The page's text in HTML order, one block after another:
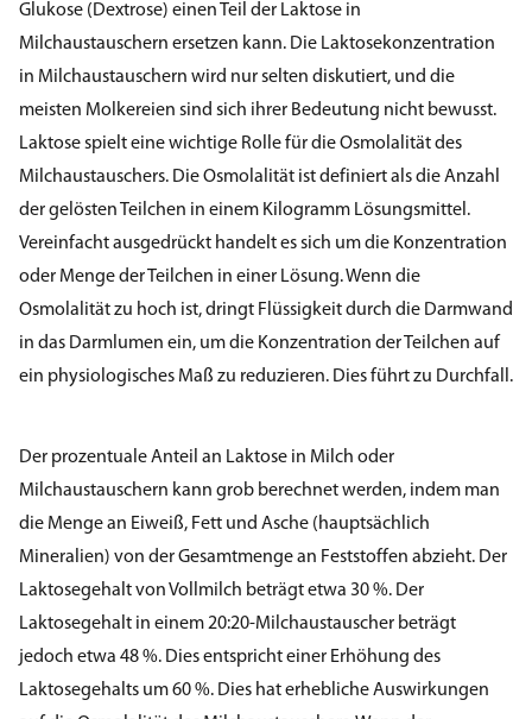
Glukose (Dextrose) einen Teil der Laktose in
Milchaustauschern ersetzen kann. Die Laktosekonzentration
in Milchaustauschern wird nur selten diskutiert, und die
meisten Molkereien sind sich ihrer Bedeutung nicht bewusst.
Laktose spielt eine wichtige Rolle für die Osmolalität des
Milchaustauschers. Die Osmolalität ist definiert als die Anzahl
der gelösten Teilchen in einem Kilogramm Lösungsmittel.
Vereinfacht ausgedrückt handelt es sich um die Konzentration
oder Menge der Teilchen in einer Lösung. Wenn die
Osmolalität zu hoch ist, dringt Flüssigkeit durch die Darmwand
in das Darmlumen ein, um die Konzentration der Teilchen auf
ein physiologisches Maß zu reduzieren. Dies führt zu Durchfall.
Der prozentuale Anteil an Laktose in Milch oder
Milchaustauschern kann grob berechnet werden, indem man
die Menge an Eiweiß, Fett und Asche (hauptsächlich
Mineralien) von der Gesamtmenge an Feststoffen abzieht. Der
Laktosegehalt von Vollmilch beträgt etwa 30 %. Der
Laktosegehalt in einem 20:20-Milchaustauscher beträgt
jedoch etwa 48 %. Dies entspricht einer Erhöhung des
Laktosegehalts um 60 %. Dies hat erhebliche Auswirkungen